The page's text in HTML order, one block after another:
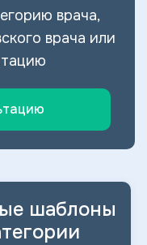
врача,
врача или
шаблоны